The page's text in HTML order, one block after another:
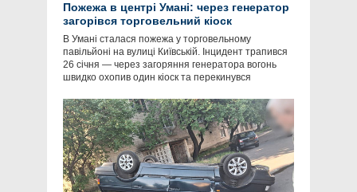
Пожежа в центрі Умані: через генератор
загорівся торговельний кіоск
В Умані сталася пожежа у торговельному
павільйоні на вулиці Київській. Інцидент трапився
26 січня — через загоряння генератора вогонь
швидко охопив один кіоск та перекинувся